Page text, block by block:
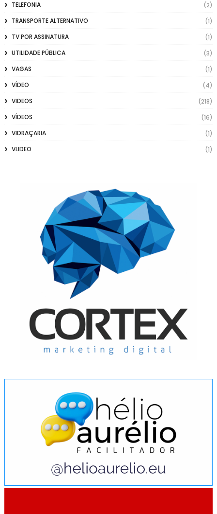
TELEFONIA
(2)
TRANSPORTE ALTERNATIVO
(1)
TV POR ASSINATURA
(1)
UTILIDADE PÚBLICA
(3)
VAGAS
(1)
VÍDEO
(4)
VIDEOS
(218)
VÍDEOS
(16)
VIDRAÇARIA
(1)
VLIDEO
(1)